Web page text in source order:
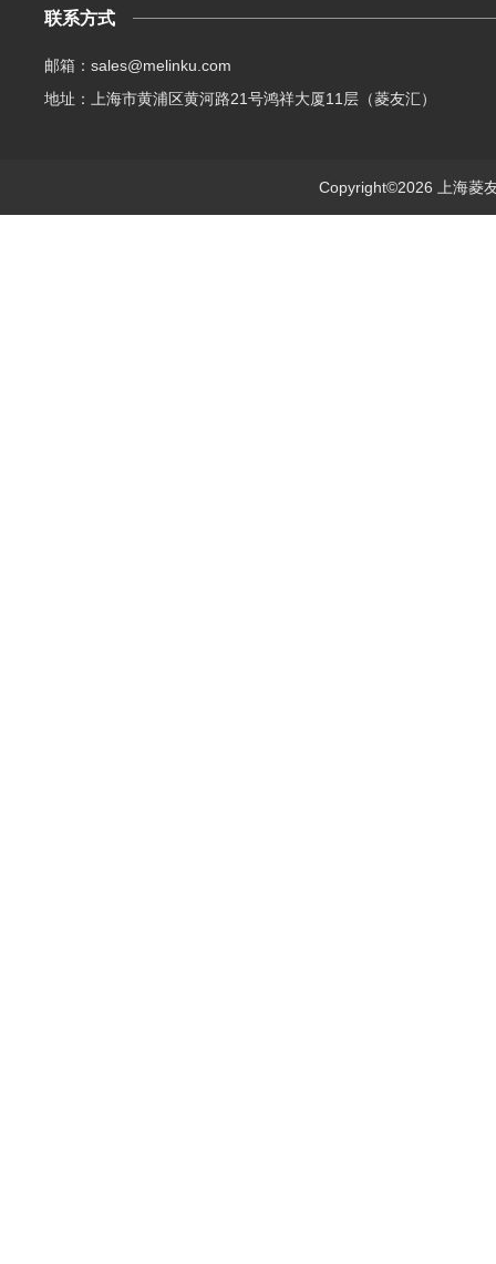
联系方式
邮箱：sales@melinku.com
地址：上海市黄浦区黄河路21号鸿祥大厦11层（菱友汇）
Copyright©2026 上海菱